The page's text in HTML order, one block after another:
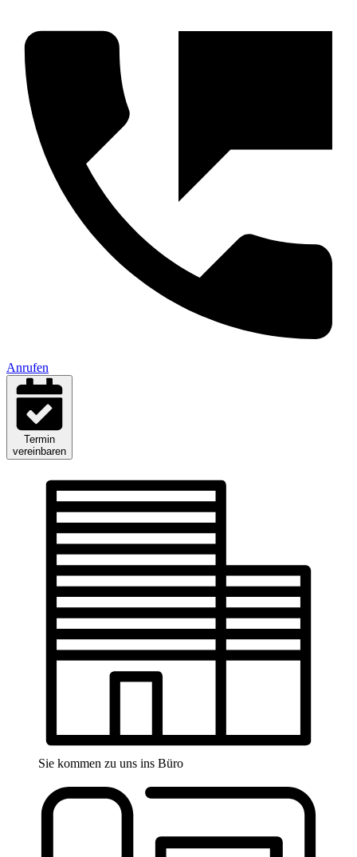
Anrufen
Termin
vereinbaren
Sie kommen zu uns ins Büro